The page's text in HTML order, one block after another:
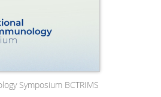
Symposium BCTRIMS